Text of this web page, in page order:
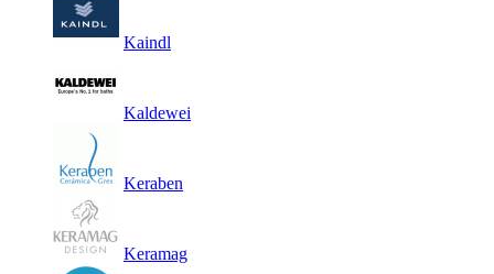
Kaindl
Kaldewei
Keraben
Keramag